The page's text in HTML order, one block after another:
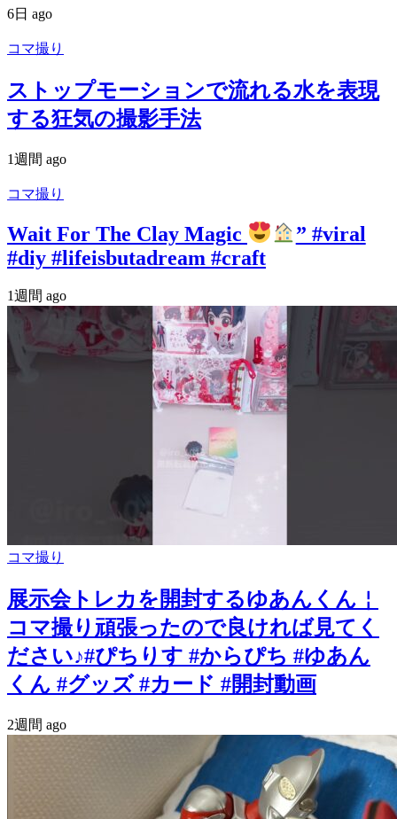
6日 ago
コマ撮り
ストップモーションで流れる水を表現
する狂気の撮影手法
1週間 ago
コマ撮り
Wait For The Clay Magic
” #viral
#diy #lifeisbutadream #craft
1週間 ago
コマ撮り
展示会トレカを開封するゆあんくん￤
コマ撮り頑張ったので良ければ見てく
ださい♪#ぴちりす #からぴち #ゆあん
くん #グッズ #カード #開封動画
2週間 ago